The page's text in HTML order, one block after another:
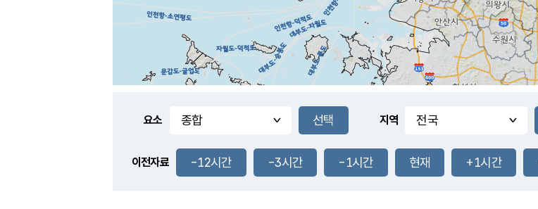
요소 지역
이전자료 -12시간 -3시간 -1시간 현재 +1시간